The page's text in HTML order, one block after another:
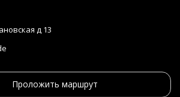
д 13
Проложить маршрут